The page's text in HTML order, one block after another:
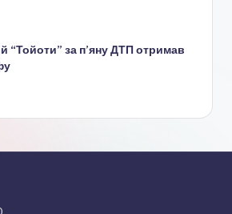
“Тойоти” за п’яну ДТП отримав